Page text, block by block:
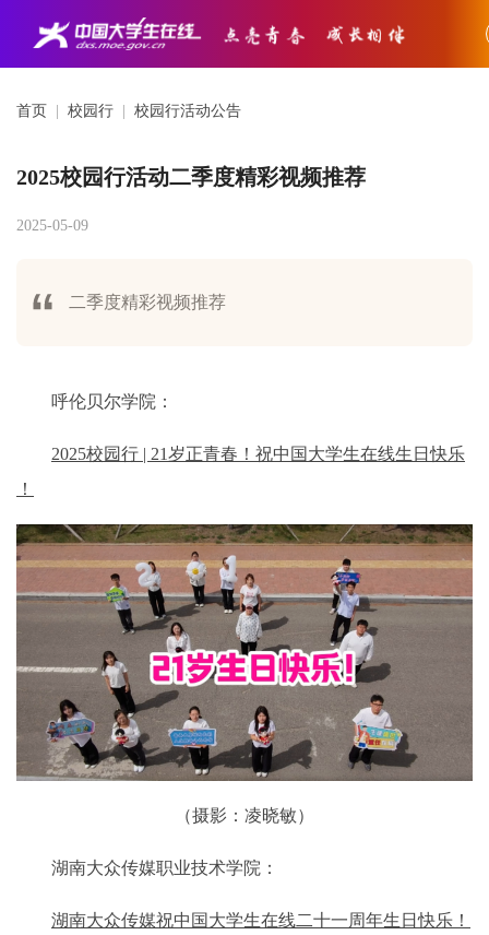
首页 校园行 校园行活动公告
2025校园行活动二季度精彩视频推荐
2025-05-09
二季度精彩视频推荐
呼伦贝尔学院：
2025校园行 | 21岁正青春！祝中国大学生在线生日快乐
！
（摄影：凌晓敏）
湖南大众传媒职业技术学院：
湖南大众传媒祝中国大学生在线二十一周年生日快乐！